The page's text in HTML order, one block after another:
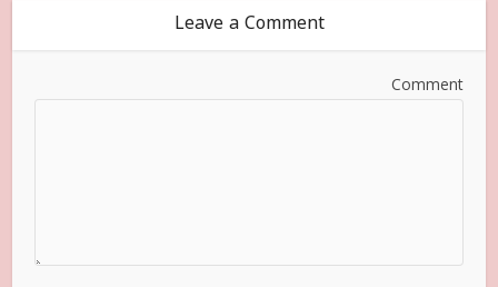
Leave a Comment
Comment